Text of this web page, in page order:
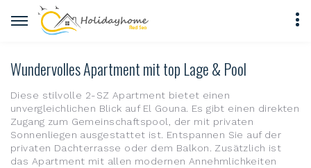
Wundervolles Apartment mit top Lage & Pool
Diese stilvolle 2-SZ Apartment bietet einen
unvergleichlichen Blick auf El Gouna. Es gibt einen direkten
Zugang zum Gemeinschaftspool, der mit privaten
Sonnenliegen ausgestattet ist. Entspannen Sie auf der
privaten Dachterrasse oder dem Balkon. Zusätzlich ist
das Apartment mit allen modernen Annehmlichkeiten